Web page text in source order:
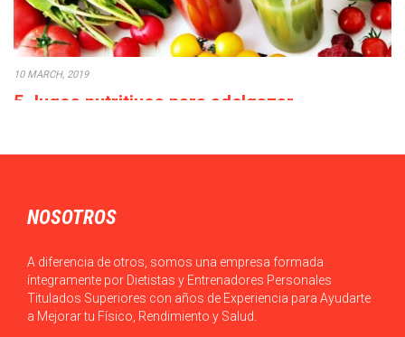
10 MARCH, 2019
5 Jugos nutritivos para adelgazar
NOSOTROS
A diferencia de otros, somos una empresa formada
íntegramente por Dietistas y Entrenadores Personales
Titulados Superiores con años de Experiencia para Ayudarte
a Mejorar tu Físico, Rendimiento y Salud.